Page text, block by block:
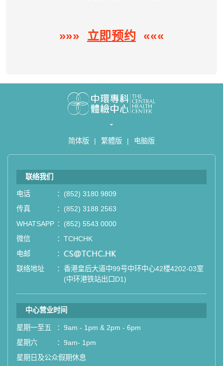
»»» 立即预约 «««
简体版 | 繁體版 | 电脑版
联络我们
电话 ： (852) 3180 9809
传真
： (852) 3188 2563
WHATSAPP ： (852) 5543 0000
微信
： TCHCHK
电邮
： email
联络地址
： 香港皇后大道中99号中环中心42楼4202-03室
(中环港铁站出口D1)
中心营业时间
星期一至五 ： 9am - 1pm & 2pm - 6pm
星期六
： 9am- 1pm
星期日及公众假期休息